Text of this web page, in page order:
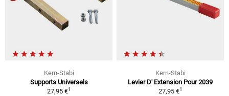
Kern-Stabi
Supports Universels
27,95 €1
Kern-Stabi
Levier D' Extension Pour 2039
27,95 €1